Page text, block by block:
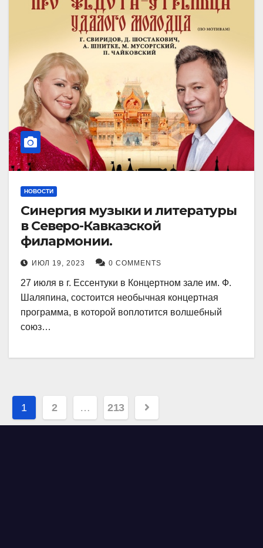
НОВОСТИ
Синергия музыки и литературы
в Северо-Кавказской
филармонии.
ИЮЛ 19, 2023 0 COMMENTS
27 июля в г. Ессентуки в Концертном зале им. Ф.
Шаляпина, состоится необычная концертная
программа, в которой воплотится волшебный
союз…
Навигация
по
1 2 … 213